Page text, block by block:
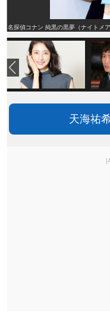
『名探偵コナン 純黒の黒夢（ナイト
天海祐